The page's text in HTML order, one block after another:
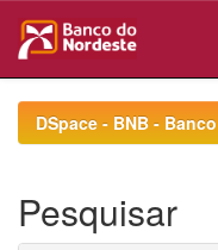
navigationDSpace - BNB -
Pesquisar